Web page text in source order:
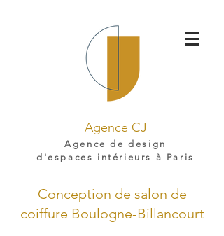
Agence CJ
Agence de design
d'espaces intérieurs à Paris
Conception de salon de
coiffure Boulogne-Billancourt